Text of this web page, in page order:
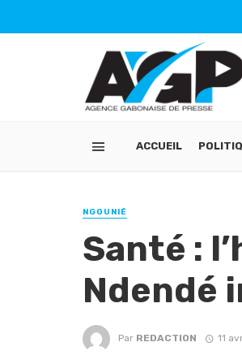
ACCUEIL
NGOUNIÉ
Santé :
Ndendé
Par REDACTION 11